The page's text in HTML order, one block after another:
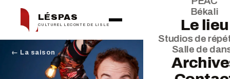
LÉSPAS
CULTUREL LECONTE DE LISLE
Békali
Le lieu
Studios de
Salle de
← La saison